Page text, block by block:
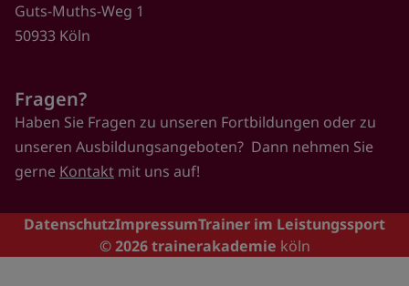
Guts-Muths-Weg 1
50933 Köln
Fragen?
Haben Sie Fragen zu unseren Fortbildungen oder zu
unseren Ausbildungsangeboten? Dann nehmen Sie
gerne Kontakt mit uns auf!
Footer
DatenschutzImpressumTrainer im Leistungssport
© 2026trainerakademie köln